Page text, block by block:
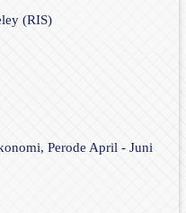
(RIS)
Perode April - Juni